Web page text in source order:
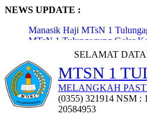
NEWS UPDATE :
Manasik Haji MTsN 1
MTsN 1 Tulungagung Gelar
Pembukaan Lomba Lukis
Kementerian...
Penyerahan 72 Penghargaan
Provi...
Penyerahan Puluhan Trofi
Osatusaka...
SELAMAT DATANG DI
MTSN 1
MELANGKAH
(0355) 321914 NSM :
20584953